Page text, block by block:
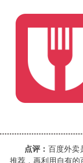
点评： 百度外卖
推荐，再利用自有的